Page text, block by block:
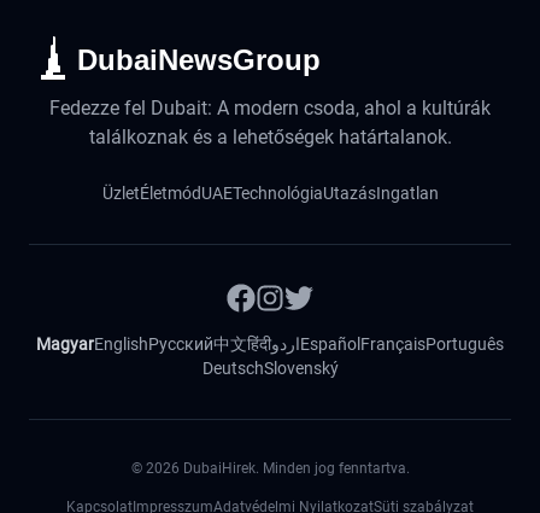
DubaiNewsGroup
Fedezze fel Dubait: A modern csoda, ahol a kultúrák
találkoznak és a lehetőségek határtalanok.
ÜzletÉletmódUAETechnológiaUtazásIngatlan
MagyarEnglishРусский中文हिंदीاردوEspañol FrançaisPortuguês
DeutschSlovenský
© 2026 DubaiHirek. Minden jog fenntartva.
Kapcsolat ImpresszumAdatvédelmi NyilatkozatSüti szabályzat